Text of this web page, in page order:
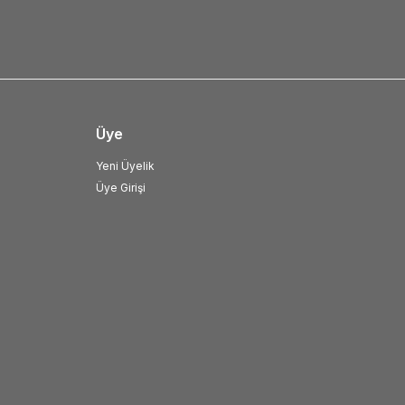
Üye
Yeni Üyelik
Üye Girişi